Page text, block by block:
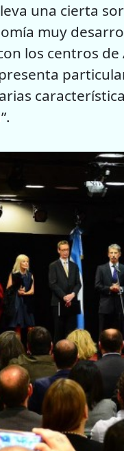
una cierta
muy
los centros